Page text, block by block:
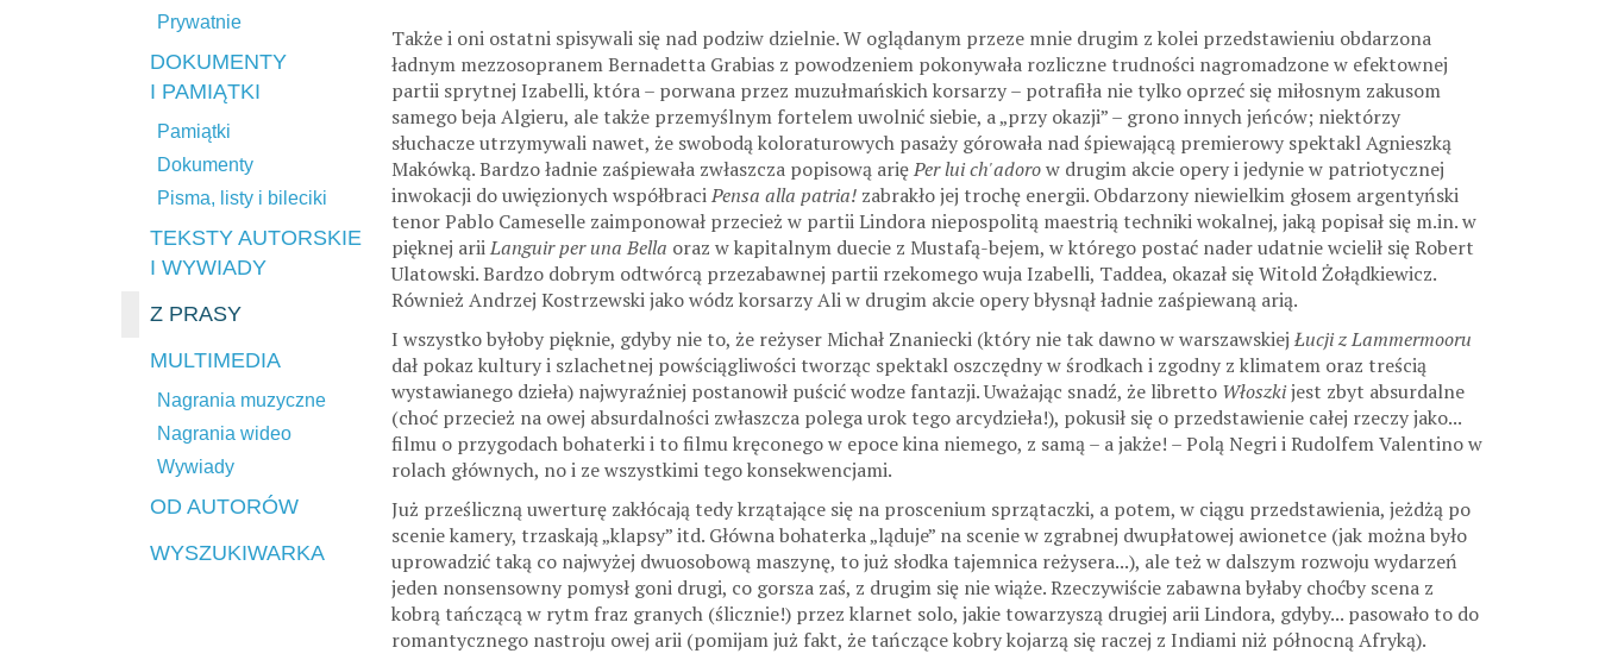
Prywatnie
DOKUMENTY
I PAMIĄTKI
Pamiątki
Dokumenty
Pisma, listy i bileciki
TEKSTY AUTORSKIE
I WYWIADY
Z PRASY
MULTIMEDIA
Nagrania muzyczne
Nagrania wideo
Wywiady
OD AUTORÓW
WYSZUKIWARKA
Także i oni ostatni spisywali się nad podziw dzielnie. W oglądanym przeze mnie drugim z kolei przedstawieniu obdarzona
ładnym mezzosopranem Bernadetta Grabias z powodzeniem pokonywała rozliczne trudności nagromadzone w efektownej
partii sprytnej Izabelli, która – porwana przez muzułmańskich korsarzy – potrafiła nie tylko oprzeć się miłosnym zakusom
samego beja Algieru, ale także przemyślnym fortelem uwolnić siebie, a „przy okazji” – grono innych jeńców; niektórzy
słuchacze utrzymywali nawet, że swobodą koloraturowych pasaży górowała nad śpiewającą premierowy spektakl Agnieszką
Makówką. Bardzo ładnie zaśpiewała zwłaszcza popisową arięPer lui ch'adorow drugim akcie opery i jedynie w patriotycznej
inwokacji do uwięzionych współbraciPensa alla patria! zabrakło jej trochę energii. Obdarzony niewielkim głosem argentyński
tenor Pablo Cameselle zaimponował przecież w partii Lindora niepospolitą maestrią techniki wokalnej, jaką popisał się m.in. w
pięknej ariiLanguir per una Bella oraz w kapitalnym duecie z Mustafą-bejem, w którego postać nader udatnie wcielił się Robert
Ulatowski. Bardzo dobrym odtwórcą przezabawnej partii rzekomego wuja Izabelli, Taddea, okazał się Witold Żołądkiewicz.
Również Andrzej Kostrzewski jako wódz korsarzy Ali w drugim akcie opery błysnął ładnie zaśpiewaną arią.
I wszystko byłoby pięknie, gdyby nie to, że reżyser Michał Znaniecki (który nie tak dawno w warszawskiejŁucji z Lammermooru
dał pokaz kultury i szlachetnej powściągliwości tworząc spektakl oszczędny w środkach i zgodny z klimatem oraz treścią
wystawianego dzieła) najwyraźniej postanowił puścić wodze fantazji. Uważając snadź, że libretto Włoszkijest zbyt absurdalne
(choć przecież na owej absurdalności zwłaszcza polega urok tego arcydzieła!), pokusił się o przedstawienie całej rzeczy jako...
filmu o przygodach bohaterki i to filmu kręconego w epoce kina niemego, z samą – a jakże! – Polą Negri i Rudolfem Valentino w
rolach głównych, no i ze wszystkimi tego konsekwencjami.
Już prześliczną uwerturę zakłócają tedy krzątające się na proscenium sprzątaczki, a potem, w ciągu przedstawienia, jeżdżą po
scenie kamery, trzaskają „klapsy” itd. Główna bohaterka „ląduje” na scenie w zgrabnej dwupłatowej awionetce (jak można było
uprowadzić taką co najwyżej dwuosobową maszynę, to już słodka tajemnica reżysera...), ale też w dalszym rozwoju wydarzeń
jeden nonsensowny pomysł goni drugi, co gorsza zaś, z drugim się nie wiąże. Rzeczywiście zabawna byłaby choćby scena z
kobrą tańczącą w rytm fraz granych (ślicznie!) przez klarnet solo, jakie towarzyszą drugiej arii Lindora, gdyby... pasowało to do
romantycznego nastroju owej arii (pomijam już fakt, że tańczące kobry kojarzą się raczej z Indiami niż północną Afryką).